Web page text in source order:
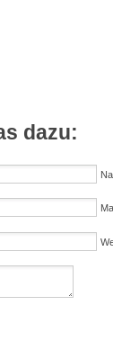
dazu: